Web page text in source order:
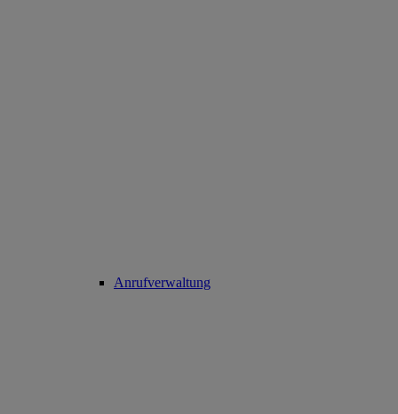
Anrufverwaltung